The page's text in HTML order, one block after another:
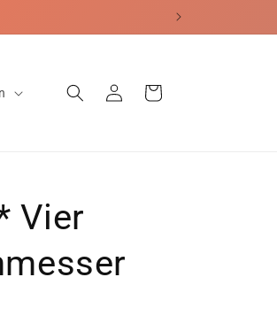
EinloggenWarenkorb
Vier